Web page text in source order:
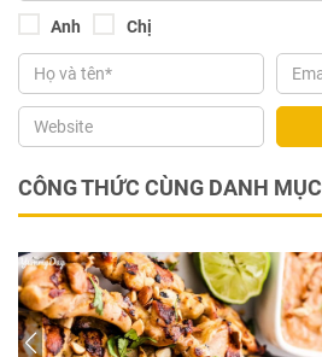
Anh Chị
CÔNG THỨC CÙNG DANH MỤC